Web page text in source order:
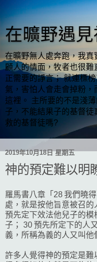
在曠野遇
在曠野無人處奔跑，我
顧人的情面，牧者也很
正需要的諍言； 就連標
氣，害怕人會走會掉粉，
這裡。 主所要的不是淺
子，不能結果子的基督
救的基督徒嗎?
2019年10月18日 星期五
神的預定難以明
羅馬書八章「28 我們曉
處，就是按他旨意被召
預先定下效法他兒子的
子； 30 預先所定下的人
義，所稱為義的人又叫他
許多人覺得神的預定是